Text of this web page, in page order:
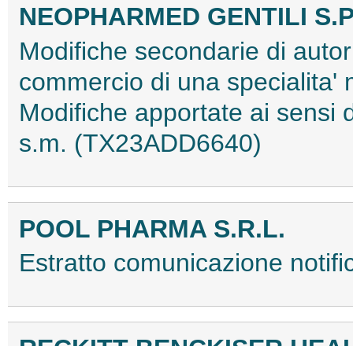
NEOPHARMED GENTILI
Modifiche secondarie di
commercio di una specialita'
Modifiche apportate ai sensi
s.m. (TX23ADD6640)
POOL PHARMA S.R.L.
Estratto comunicazione